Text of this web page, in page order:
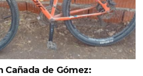
Cañada de Gómez: